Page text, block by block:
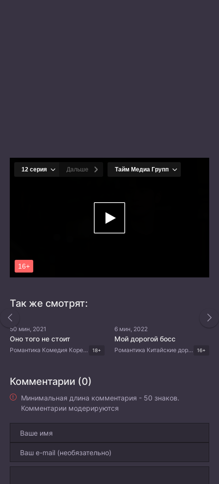
Так же смотрят:
50 мин, 2021
Оно того не стоит
Романтика Комедия Корейские дорамы 18+
6 мин, 2022
Мой дорогой босс
Романтика Китайские дорамы 16+
Комментарии (0)
Минимальная длина комментария - 50 знаков.
Комментарии модерируются